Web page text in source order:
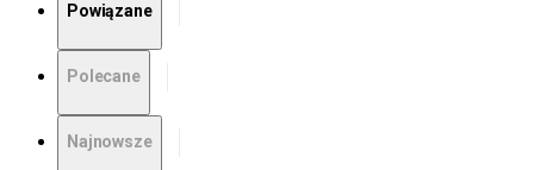
Powiązane
Polecane
Najnowsze